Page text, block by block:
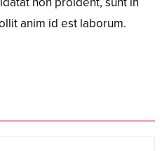
anim id est laborum.